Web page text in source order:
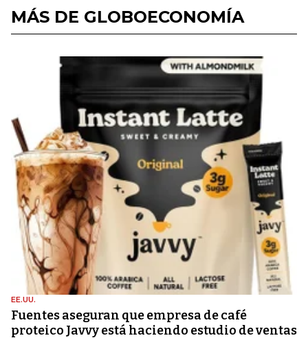
MÁS DE GLOBOECONOMÍA
EE.UU.
Fuentes aseguran que empresa de café
proteico Javvy está haciendo estudio de ventas